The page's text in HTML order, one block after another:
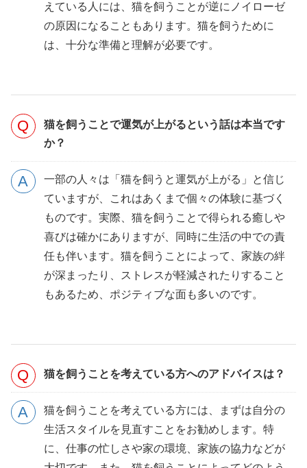
えている人には、猫を飼うことが逆にノイローゼ
の原因になることもあります。猫を飼うために
は、十分な準備と理解が必要です。
猫を飼うことで運気が上がるという話は本当です
か？
一部の人々は「猫を飼うと運気が上がる」と信じ
ていますが、これはあくまで個々の体験に基づく
ものです。実際、猫を飼うことで得られる癒しや
喜びは確かにありますが、同時に生活の中での責
任も伴います。猫を飼うことによって、家族の絆
が深まったり、ストレスが軽減されたりすること
もあるため、ポジティブな面も多いのです。
猫を飼うことを考えている方へのアドバイスは？
猫を飼うことを考えている方には、まずは自分の
生活スタイルを見直すことをお勧めします。特
に、仕事の忙しさや家の環境、家族の協力などが